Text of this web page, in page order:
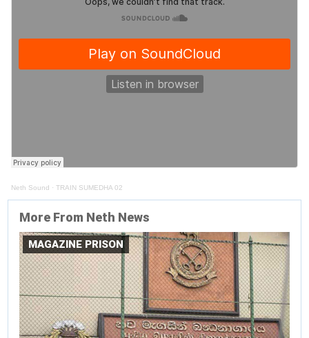
Neth Sound · TRAIN SUMEDHA 02
More From Neth News
MAGAZINE PRISON